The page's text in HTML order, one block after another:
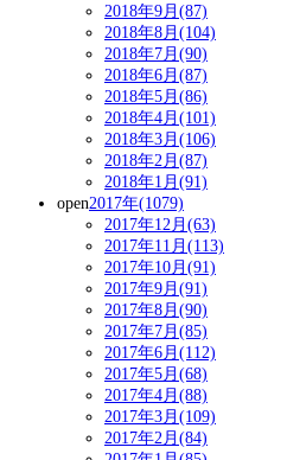
2018年9月(87)
2018年8月(104)
2018年7月(90)
2018年6月(87)
2018年5月(86)
2018年4月(101)
2018年3月(106)
2018年2月(87)
2018年1月(91)
open2017年(1079)
2017年12月(63)
2017年11月(113)
2017年10月(91)
2017年9月(91)
2017年8月(90)
2017年7月(85)
2017年6月(112)
2017年5月(68)
2017年4月(88)
2017年3月(109)
2017年2月(84)